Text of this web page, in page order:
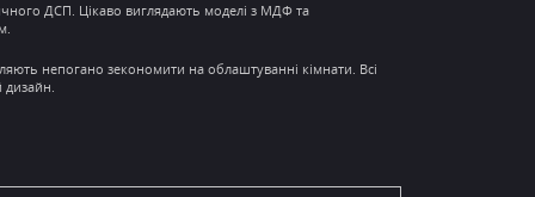
ДСП. Цікаво виглядають моделі з МДФ та
непогано зекономити на облаштуванні кімнати. Всі